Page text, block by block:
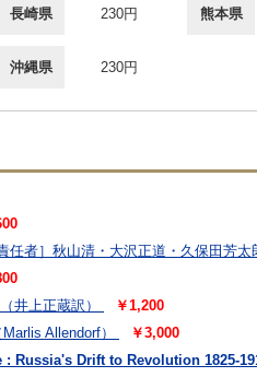
長崎県 230円 熊本県
沖縄県 230円
任者］秋山清・大沢正道・久保田芳太
（井上正蔵訳）
￥1,200
Marlis Allendorf）
￥3,000
Russia's Drift to Revolution 1825-